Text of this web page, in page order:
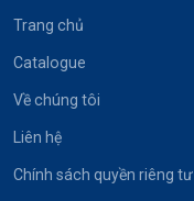
Trang chủ
Catalogue
Về chúng tôi
Liên hệ
Chính sách quyền riêng tư